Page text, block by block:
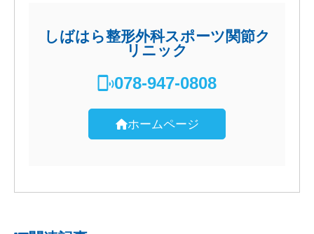
しばはら整形外科スポーツ関節ク
リニック
078-947-0808
ホームページ